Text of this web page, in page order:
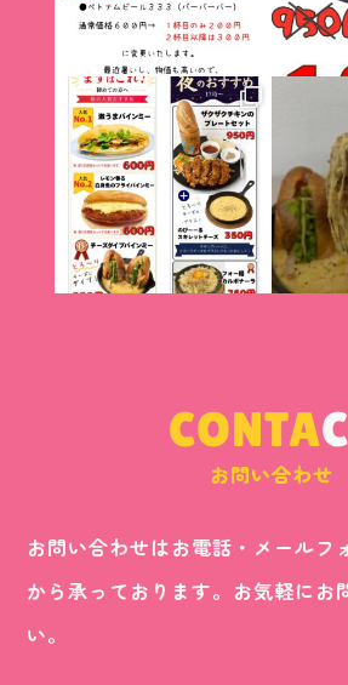
CONTAC
お問い合わせ
お問い合わせはお電話・メールフ
から承っております。お気軽にお
い。